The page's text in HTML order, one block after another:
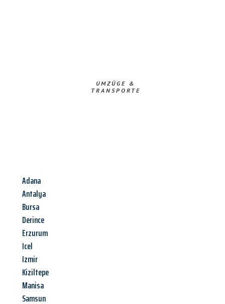
UMZÜGE &
TRANSPORTE
Adana
Antalya
Bursa
Derince
Erzurum
Icel
Izmir
Kiziltepe
Manisa
Samsun